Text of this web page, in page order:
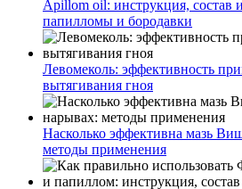
Apillom oil: инструкция, состав
папилломы и бородавки
Левомеколь: эффективность
вытягивания гноя
Насколько эффективна мазь
методы применения